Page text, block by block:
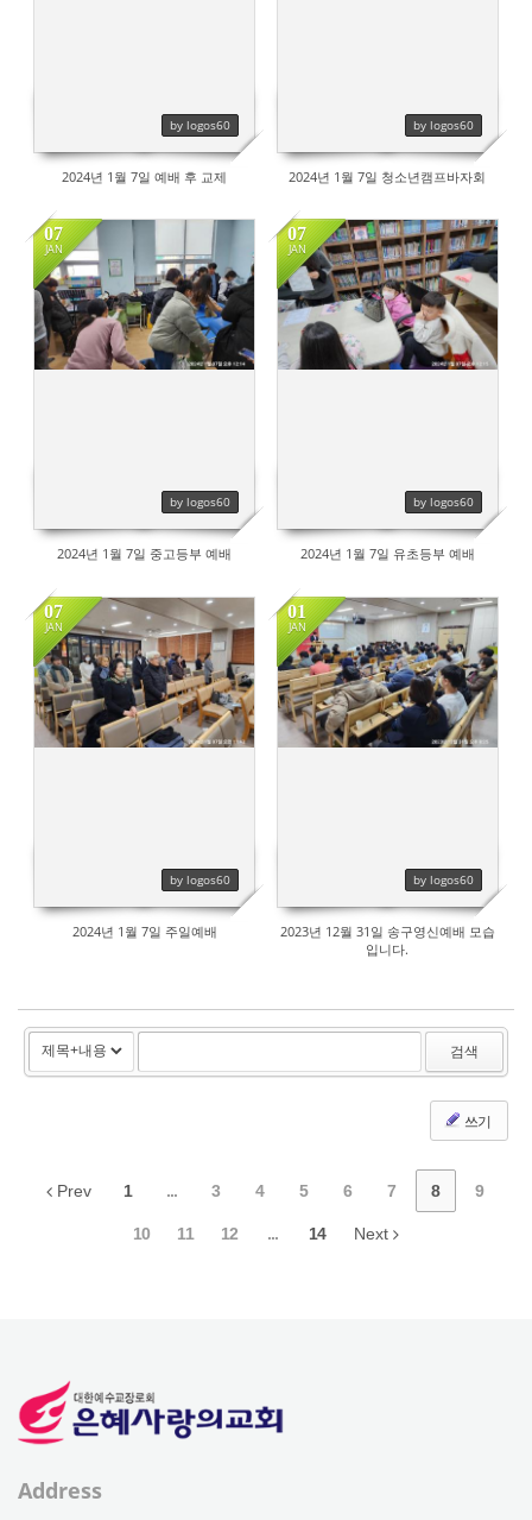
by logos60
2024년 1월 7일 예배 후 교제
by logos60
2024년 1월 7일 청소년캠프바자회
07
JAN
by logos60
400
2024년 1월 7일 중고등부 예배
07
JAN
by logos60
419
2024년 1월 7일 유초등부 예배
07
JAN
by logos60
473
2024년 1월 7일 주일예배
01
JAN
by logos60
464
2023년 12월 31일 송구영신예배 모습
입니다.
검색
쓰기
Prev 1 ... 3 4 5 6 7 8 9
10 11 12 ... 14 Next
Address